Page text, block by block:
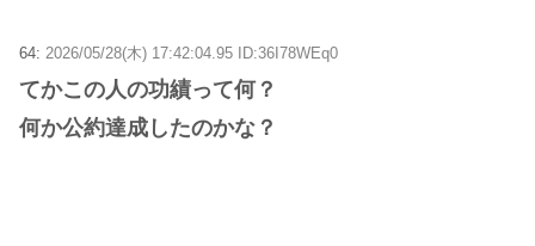
64: 2026/05/28(木) 17:42:04.95 ID:36I78WEq0
てかこの人の功績って何？
何か公約達成したのかな？